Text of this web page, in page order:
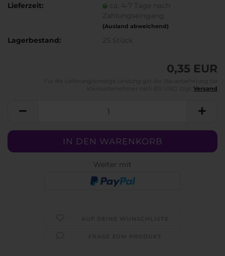
Lieferzeit:
ca. 4-7 Tage nach
Zahlungseingang
(Ausland abweichend)
Lagerbestand: 25 Stück
0,35 EUR
Versand
Weiter mit